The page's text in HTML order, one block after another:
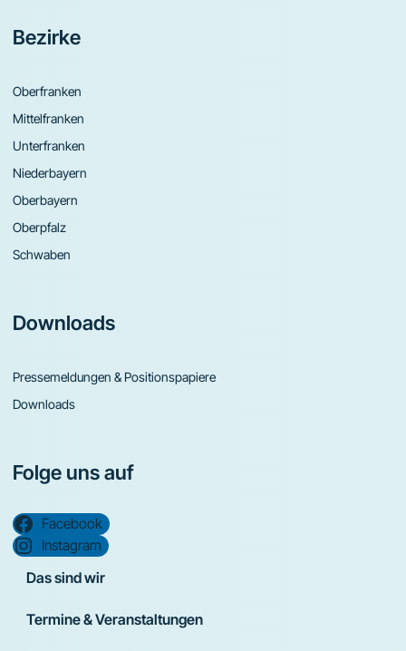
Bezirke
Oberfranken
Mittelfranken
Unterfranken
Niederbayern
Oberbayern
Oberpfalz
Schwaben
Downloads
Pressemeldungen & Positionspapiere
Downloads
Folge uns auf
Facebook
Instagram
Das sind wir
Termine & Veranstaltungen